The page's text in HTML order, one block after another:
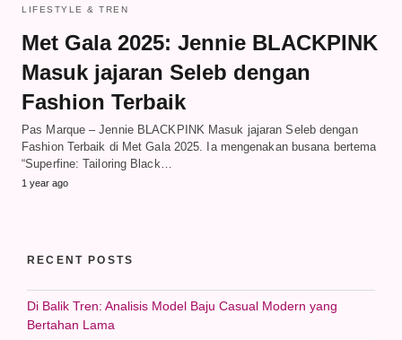
LIFESTYLE & TREN
Met Gala 2025: Jennie BLACKPINK
Masuk jajaran Seleb dengan
Fashion Terbaik
Pas Marque – Jennie BLACKPINK Masuk jajaran Seleb dengan
Fashion Terbaik di Met Gala 2025. Ia mengenakan busana bertema
“Superfine: Tailoring Black…
1 year ago
RECENT POSTS
Di Balik Tren: Analisis Model Baju Casual Modern yang
Bertahan Lama